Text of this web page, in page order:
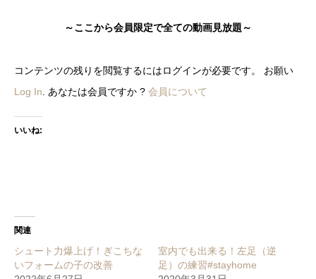
～ここから会員限定で全ての動画見放題～
コンテンツの残りを閲覧するにはログインが必要です。 お願い
Log In . あなたは会員ですか ? 会員について
いいね:
関連
シュート力爆上げ！ぎこちな
いフォームの子の改善
室内でも出来る！左足（逆
足）の練習#stayhome